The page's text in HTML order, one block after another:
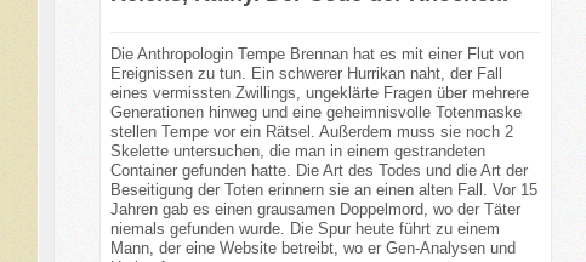
Die Anthropologin Tempe Brennan hat es mit einer Flut von
Ereignissen zu tun. Ein schwerer Hurrikan naht, der Fall
eines vermissten Zwillings, ungeklärte Fragen über mehrere
Generationen hinweg und eine geheimnisvolle Totenmaske
stellen Tempe vor ein Rätsel. Außerdem muss sie noch 2
Skelette untersuchen, die man in einem gestrandeten
Container gefunden hatte. Die Art des Todes und die Art der
Beseitigung der Toten erinnern sie an einen alten Fall. Vor 15
Jahren gab es einen grausamen Doppelmord, wo der Täter
niemals gefunden wurde. Die Spur heute führt zu einem
Mann, der eine Website betreibt, wo er Gen-Analysen und